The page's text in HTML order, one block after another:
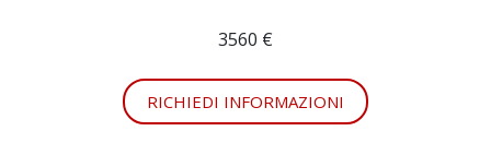
3560 €
RICHIEDI INFORMAZIONI